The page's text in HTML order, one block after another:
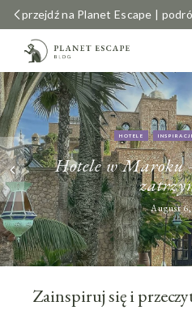
przejdź na Planet Escape |
HOTELE
Hotele w Maroku
August 6,
Zainspiruj się i